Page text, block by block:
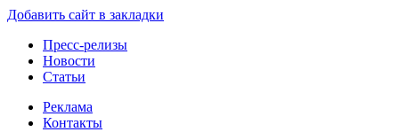
Добавить сайт в закладки
Пресс-релизы
Новости
Статьи
Реклама
Контакты